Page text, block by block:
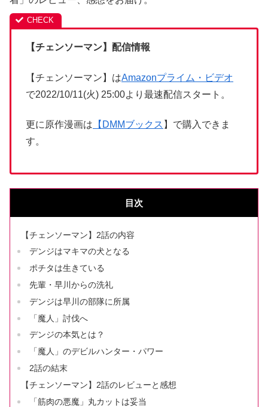
【チェンソーマン】 配信情報
【チェンソーマン】はAmazonプライム・ビデオ
で2022/10/11(火) 25:00より最速配信スタート。
更に原作漫画は 【 DMMブックス 】で購入できま
す。
目次
【チェンソーマン】2話の内容
デンジはマキマの犬となる
ポチタは生きている
先輩・早川からの洗礼
デンジは早川の部隊に所属
「魔人」討伐へ
デンジの本気とは？
「魔人」のデビルハンター・パワー
2話の結末
【チェンソーマン】2話のレビューと感想
「筋肉の悪魔」丸カットは妥当